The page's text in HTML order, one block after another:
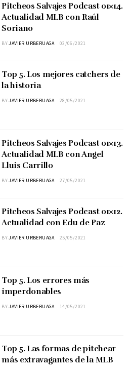
Pitcheos Salvajes Podcast 01×14.
Actualidad MLB con Raúl
Soriano
BYJAVIER URBERUAGA 03/06/2021
Top 5. Los mejores catchers de
la historia
BYJAVIER URBERUAGA 28/05/2021
Pitcheos Salvajes Podcast 01×13.
Actualidad MLB con Angel
Lluis Carrillo
BYJAVIER URBERUAGA 27/05/2021
Pitcheos Salvajes Podcast 01×12.
Actualidad con Edu de Paz
BYJAVIER URBERUAGA 25/05/2021
Top 5. Los errores más
imperdonables
BYJAVIER URBERUAGA 14/05/2021
Top 5. Las formas de pitchear
más extravagantes de la MLB